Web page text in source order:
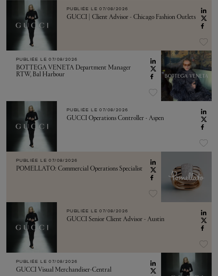
PUBLIÉE LE 07/08/2026
GUCCI | Client Advisor - Chicago Fashion Outlets
PUBLIÉE LE 07/08/2026
BOTTEGA VENETA Department Manager
RTW, Bal Harbour
PUBLIÉE LE 07/08/2026
GUCCI Operations Controller - Aspen
PUBLIÉE LE 07/08/2026
POMELLATO: Commercial Operations Specialist
PUBLIÉE LE 07/08/2026
GUCCI Senior Client Advisor - Austin
PUBLIÉE LE 07/08/2026
GUCCI Visual Merchandiser-Central